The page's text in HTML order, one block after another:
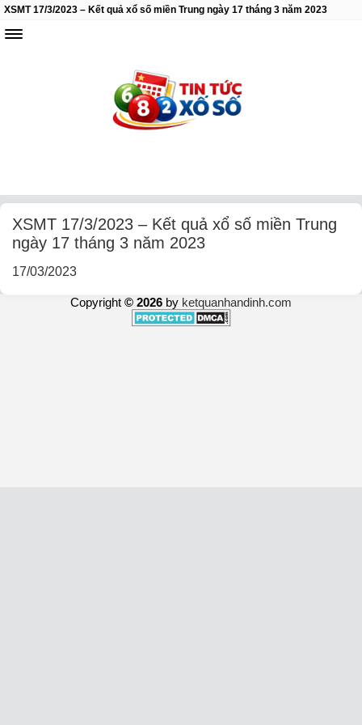
XSMT 17/3/2023 – Kết quả xổ số miền Trung ngày 17 tháng 3 năm 2023
XSMT 17/3/2023 – Kết quả xổ số miền Trung
ngày 17 tháng 3 năm 2023
17/03/2023
Copyright © 2026 by ketquanhandinh.com